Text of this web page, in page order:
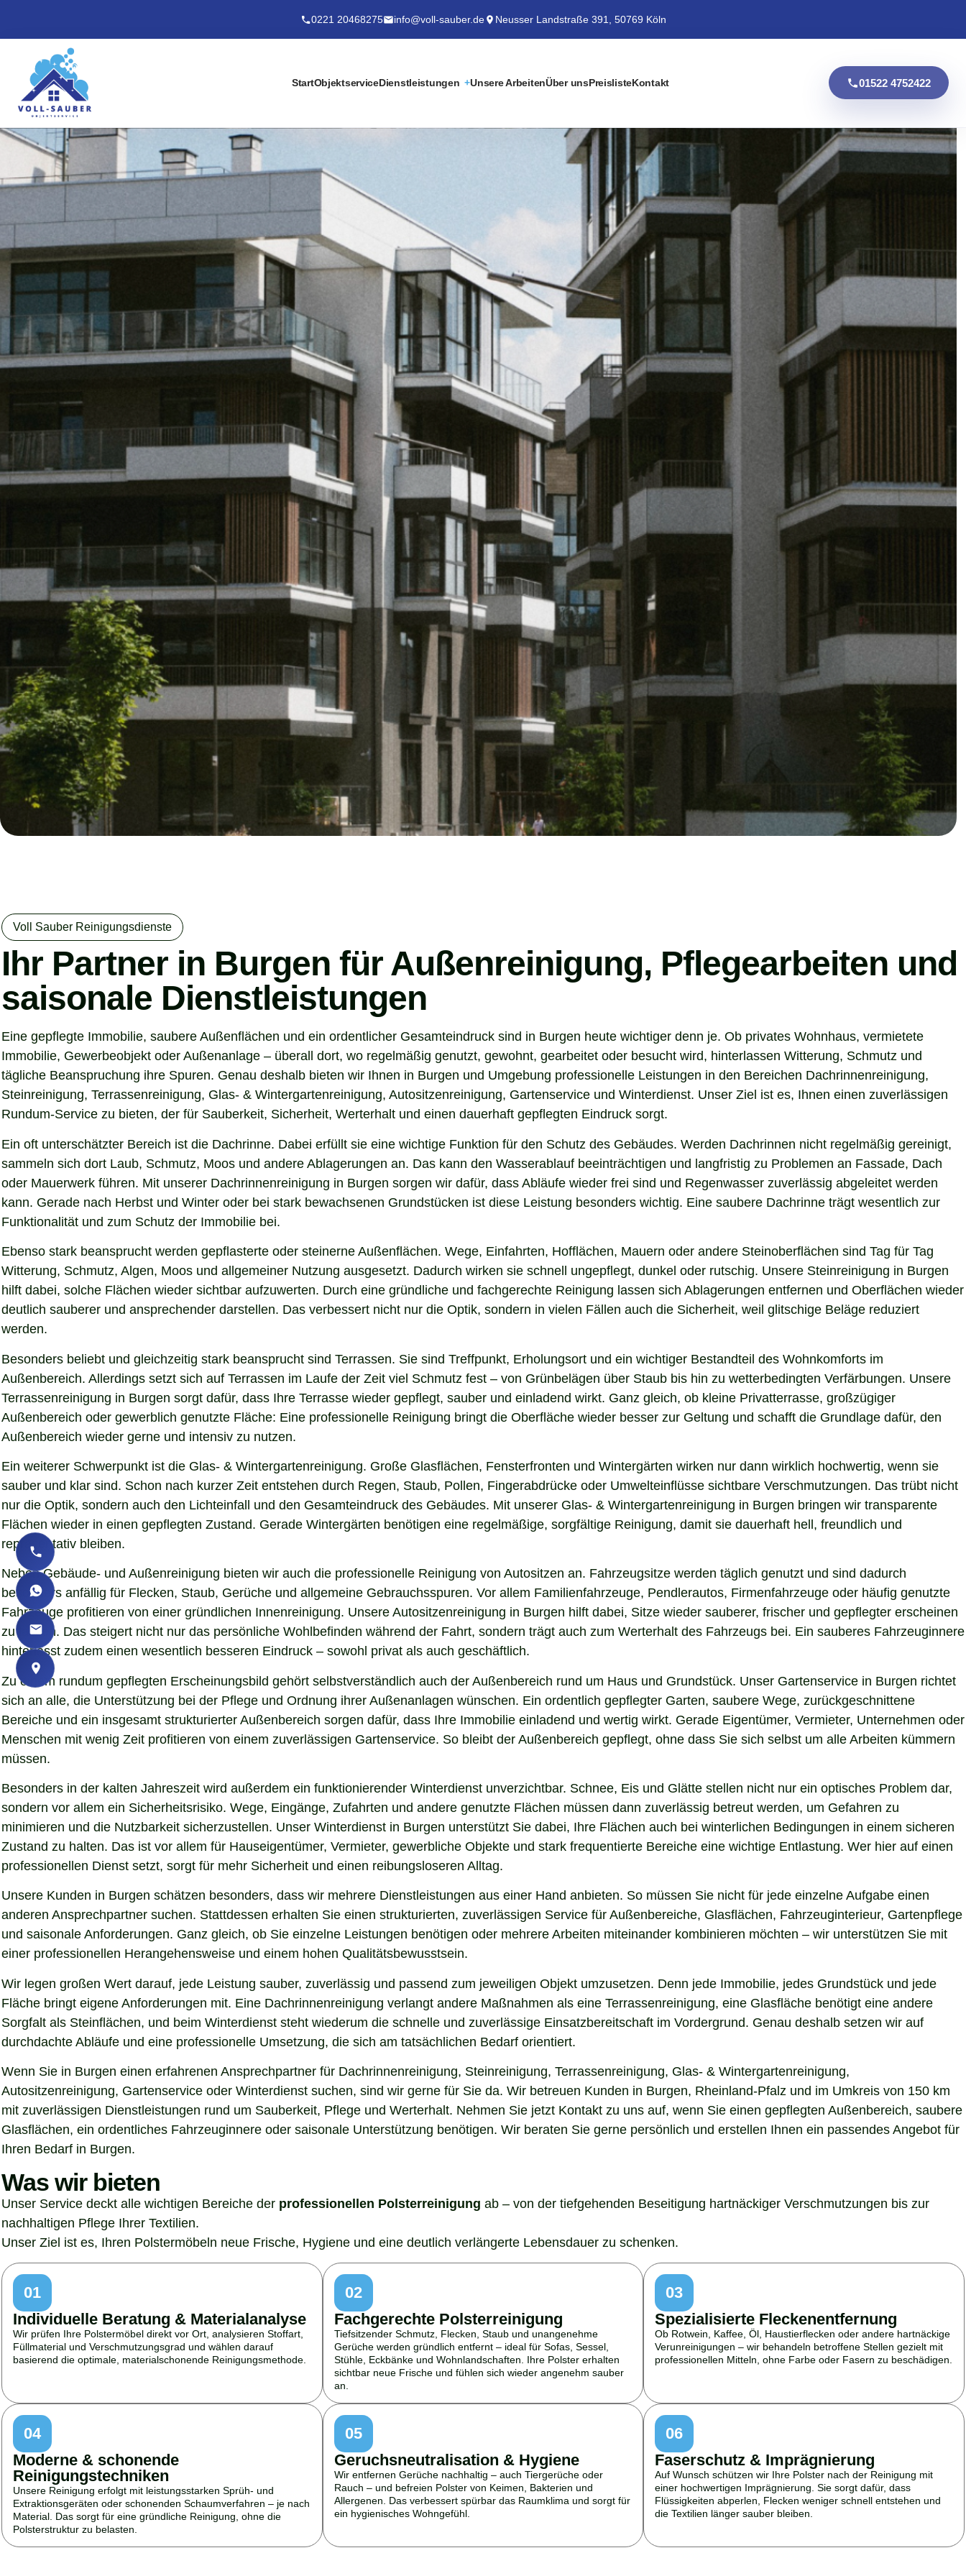
0221 20468275 info@voll-sauber.de Neusser Landstraße 391, 50769 Köln
StartObjektserviceDienstleistungen Unsere ArbeitenÜber unsPreislisteKontakt 01522 4752422
Voll Sauber Reinigungsdienste
Ihr Partner in Burgen für Außenreinigung, Pflegearbeiten und
saisonale Dienstleistungen
Eine gepflegte Immobilie, saubere Außenflächen und ein ordentlicher Gesamteindruck sind in Burgen heute wichtiger denn je. Ob privates Wohnhaus, vermietete
Immobilie, Gewerbeobjekt oder Außenanlage – überall dort, wo regelmäßig genutzt, gewohnt, gearbeitet oder besucht wird, hinterlassen Witterung, Schmutz und
tägliche Beanspruchung ihre Spuren. Genau deshalb bieten wir Ihnen in Burgen und Umgebung professionelle Leistungen in den Bereichen Dachrinnenreinigung,
Steinreinigung, Terrassenreinigung, Glas- & Wintergartenreinigung, Autositzenreinigung, Gartenservice und Winterdienst. Unser Ziel ist es, Ihnen einen zuverlässigen
Rundum-Service zu bieten, der für Sauberkeit, Sicherheit, Werterhalt und einen dauerhaft gepflegten Eindruck sorgt.
Ein oft unterschätzter Bereich ist die Dachrinne. Dabei erfüllt sie eine wichtige Funktion für den Schutz des Gebäudes. Werden Dachrinnen nicht regelmäßig gereinigt,
sammeln sich dort Laub, Schmutz, Moos und andere Ablagerungen an. Das kann den Wasserablauf beeinträchtigen und langfristig zu Problemen an Fassade, Dach
oder Mauerwerk führen. Mit unserer Dachrinnenreinigung in Burgen sorgen wir dafür, dass Abläufe wieder frei sind und Regenwasser zuverlässig abgeleitet werden
kann. Gerade nach Herbst und Winter oder bei stark bewachsenen Grundstücken ist diese Leistung besonders wichtig. Eine saubere Dachrinne trägt wesentlich zur
Funktionalität und zum Schutz der Immobilie bei.
Ebenso stark beansprucht werden gepflasterte oder steinerne Außenflächen. Wege, Einfahrten, Hofflächen, Mauern oder andere Steinoberflächen sind Tag für Tag
Witterung, Schmutz, Algen, Moos und allgemeiner Nutzung ausgesetzt. Dadurch wirken sie schnell ungepflegt, dunkel oder rutschig. Unsere Steinreinigung in Burgen
hilft dabei, solche Flächen wieder sichtbar aufzuwerten. Durch eine gründliche und fachgerechte Reinigung lassen sich Ablagerungen entfernen und Oberflächen wieder
deutlich sauberer und ansprechender darstellen. Das verbessert nicht nur die Optik, sondern in vielen Fällen auch die Sicherheit, weil glitschige Beläge reduziert
werden.
Besonders beliebt und gleichzeitig stark beansprucht sind Terrassen. Sie sind Treffpunkt, Erholungsort und ein wichtiger Bestandteil des Wohnkomforts im
Außenbereich. Allerdings setzt sich auf Terrassen im Laufe der Zeit viel Schmutz fest – von Grünbelägen über Staub bis hin zu wetterbedingten Verfärbungen. Unsere
Terrassenreinigung in Burgen sorgt dafür, dass Ihre Terrasse wieder gepflegt, sauber und einladend wirkt. Ganz gleich, ob kleine Privatterrasse, großzügiger
Außenbereich oder gewerblich genutzte Fläche: Eine professionelle Reinigung bringt die Oberfläche wieder besser zur Geltung und schafft die Grundlage dafür, den
Außenbereich wieder gerne und intensiv zu nutzen.
Ein weiterer Schwerpunkt ist die Glas- & Wintergartenreinigung. Große Glasflächen, Fensterfronten und Wintergärten wirken nur dann wirklich hochwertig, wenn sie
sauber und klar sind. Schon nach kurzer Zeit entstehen durch Regen, Staub, Pollen, Fingerabdrücke oder Umwelteinflüsse sichtbare Verschmutzungen. Das trübt nicht
nur die Optik, sondern auch den Lichteinfall und den Gesamteindruck des Gebäudes. Mit unserer Glas- & Wintergartenreinigung in Burgen bringen wir transparente
Flächen wieder in einen gepflegten Zustand. Gerade Wintergärten benötigen eine regelmäßige, sorgfältige Reinigung, damit sie dauerhaft hell, freundlich und
repräsentativ bleiben.
Neben Gebäude- und Außenreinigung bieten wir auch die professionelle Reinigung von Autositzen an. Fahrzeugsitze werden täglich genutzt und sind dadurch
besonders anfällig für Flecken, Staub, Gerüche und allgemeine Gebrauchsspuren. Vor allem Familienfahrzeuge, Pendlerautos, Firmenfahrzeuge oder häufig genutzte
Fahrzeuge profitieren von einer gründlichen Innenreinigung. Unsere Autositzenreinigung in Burgen hilft dabei, Sitze wieder sauberer, frischer und gepflegter erscheinen
zu lassen. Das steigert nicht nur das persönliche Wohlbefinden während der Fahrt, sondern trägt auch zum Werterhalt des Fahrzeugs bei. Ein sauberes Fahrzeuginnere
hinterlässt zudem einen wesentlich besseren Eindruck – sowohl privat als auch geschäftlich.
Zu einem rundum gepflegten Erscheinungsbild gehört selbstverständlich auch der Außenbereich rund um Haus und Grundstück. Unser Gartenservice in Burgen richtet
sich an alle, die Unterstützung bei der Pflege und Ordnung ihrer Außenanlagen wünschen. Ein ordentlich gepflegter Garten, saubere Wege, zurückgeschnittene
Bereiche und ein insgesamt strukturierter Außenbereich sorgen dafür, dass Ihre Immobilie einladend und wertig wirkt. Gerade Eigentümer, Vermieter, Unternehmen oder
Menschen mit wenig Zeit profitieren von einem zuverlässigen Gartenservice. So bleibt der Außenbereich gepflegt, ohne dass Sie sich selbst um alle Arbeiten kümmern
müssen.
Besonders in der kalten Jahreszeit wird außerdem ein funktionierender Winterdienst unverzichtbar. Schnee, Eis und Glätte stellen nicht nur ein optisches Problem dar,
sondern vor allem ein Sicherheitsrisiko. Wege, Eingänge, Zufahrten und andere genutzte Flächen müssen dann zuverlässig betreut werden, um Gefahren zu
minimieren und die Nutzbarkeit sicherzustellen. Unser Winterdienst in Burgen unterstützt Sie dabei, Ihre Flächen auch bei winterlichen Bedingungen in einem sicheren
Zustand zu halten. Das ist vor allem für Hauseigentümer, Vermieter, gewerbliche Objekte und stark frequentierte Bereiche eine wichtige Entlastung. Wer hier auf einen
professionellen Dienst setzt, sorgt für mehr Sicherheit und einen reibungsloseren Alltag.
Unsere Kunden in Burgen schätzen besonders, dass wir mehrere Dienstleistungen aus einer Hand anbieten. So müssen Sie nicht für jede einzelne Aufgabe einen
anderen Ansprechpartner suchen. Stattdessen erhalten Sie einen strukturierten, zuverlässigen Service für Außenbereiche, Glasflächen, Fahrzeuginterieur, Gartenpflege
und saisonale Anforderungen. Ganz gleich, ob Sie einzelne Leistungen benötigen oder mehrere Arbeiten miteinander kombinieren möchten – wir unterstützen Sie mit
einer professionellen Herangehensweise und einem hohen Qualitätsbewusstsein.
Wir legen großen Wert darauf, jede Leistung sauber, zuverlässig und passend zum jeweiligen Objekt umzusetzen. Denn jede Immobilie, jedes Grundstück und jede
Fläche bringt eigene Anforderungen mit. Eine Dachrinnenreinigung verlangt andere Maßnahmen als eine Terrassenreinigung, eine Glasfläche benötigt eine andere
Sorgfalt als Steinflächen, und beim Winterdienst steht wiederum die schnelle und zuverlässige Einsatzbereitschaft im Vordergrund. Genau deshalb setzen wir auf
durchdachte Abläufe und eine professionelle Umsetzung, die sich am tatsächlichen Bedarf orientiert.
Wenn Sie in Burgen einen erfahrenen Ansprechpartner für Dachrinnenreinigung, Steinreinigung, Terrassenreinigung, Glas- & Wintergartenreinigung,
Autositzenreinigung, Gartenservice oder Winterdienst suchen, sind wir gerne für Sie da. Wir betreuen Kunden in Burgen, Rheinland-Pfalz und im Umkreis von 150 km
mit zuverlässigen Dienstleistungen rund um Sauberkeit, Pflege und Werterhalt. Nehmen Sie jetzt Kontakt zu uns auf, wenn Sie einen gepflegten Außenbereich, saubere
Glasflächen, ein ordentliches Fahrzeuginnere oder saisonale Unterstützung benötigen. Wir beraten Sie gerne persönlich und erstellen Ihnen ein passendes Angebot für
Ihren Bedarf in Burgen.
Was wir bieten
Unser Service deckt alle wichtigen Bereiche der professionellen Polsterreinigung ab – von der tiefgehenden Beseitigung hartnäckiger Verschmutzungen bis zur
nachhaltigen Pflege Ihrer Textilien.
Unser Ziel ist es, Ihren Polstermöbeln neue Frische, Hygiene und eine deutlich verlängerte Lebensdauer zu schenken.
01
Individuelle Beratung & Materialanalyse
Wir prüfen Ihre Polstermöbel direkt vor Ort, analysieren Stoffart,
Füllmaterial und Verschmutzungsgrad und wählen darauf
basierend die optimale, materialschonende Reinigungsmethode.
02
Fachgerechte Polsterreinigung
Tiefsitzender Schmutz, Flecken, Staub und unangenehme
Gerüche werden gründlich entfernt – ideal für Sofas, Sessel,
Stühle, Eckbänke und Wohnlandschaften. Ihre Polster erhalten
sichtbar neue Frische und fühlen sich wieder angenehm sauber
an.
03
Spezialisierte Fleckenentfernung
Ob Rotwein, Kaffee, Öl, Haustierflecken oder andere hartnäckige
Verunreinigungen – wir behandeln betroffene Stellen gezielt mit
professionellen Mitteln, ohne Farbe oder Fasern zu beschädigen.
04
Moderne & schonende
Reinigungstechniken
Unsere Reinigung erfolgt mit leistungsstarken Sprüh- und
Extraktionsgeräten oder schonenden Schaumverfahren – je nach
Material. Das sorgt für eine gründliche Reinigung, ohne die
Polsterstruktur zu belasten.
05
Geruchsneutralisation & Hygiene
Wir entfernen Gerüche nachhaltig – auch Tiergerüche oder
Rauch – und befreien Polster von Keimen, Bakterien und
Allergenen. Das verbessert spürbar das Raumklima und sorgt für
ein hygienisches Wohngefühl.
06
Faserschutz & Imprägnierung
Auf Wunsch schützen wir Ihre Polster nach der Reinigung mit
einer hochwertigen Imprägnierung. Sie sorgt dafür, dass
Flüssigkeiten abperlen, Flecken weniger schnell entstehen und
die Textilien länger sauber bleiben.